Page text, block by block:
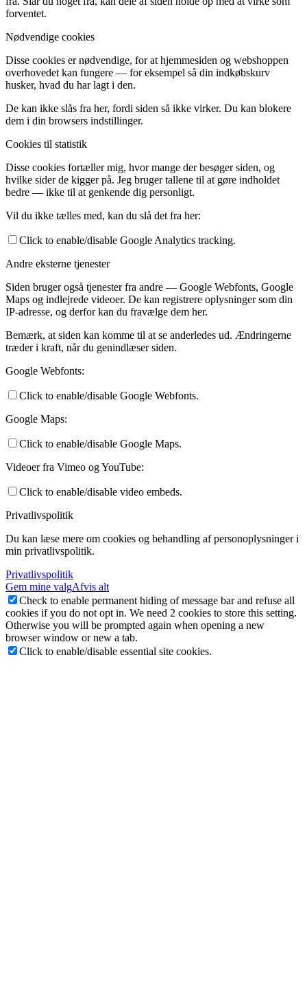
forventet.
Nødvendige cookies
Disse cookies er nødvendige, for at hjemmesiden og webshoppen
overhovedet kan fungere — for eksempel så din indkøbskurv
husker, hvad du har lagt i den.
De kan ikke slås fra her, fordi siden så ikke virker. Du kan blokere
dem i din browsers indstillinger.
Cookies til statistik
Disse cookies fortæller mig, hvor mange der besøger siden, og
hvilke sider de kigger på. Jeg bruger tallene til at gøre indholdet
bedre — ikke til at genkende dig personligt.
Vil du ikke tælles med, kan du slå det fra her:
Click to enable/disable Google Analytics tracking.
Andre eksterne tjenester
Siden bruger også tjenester fra andre — Google Webfonts, Google
Maps og indlejrede videoer. De kan registrere oplysninger som din
IP-adresse, og derfor kan du fravælge dem her.
Bemærk, at siden kan komme til at se anderledes ud. Ændringerne
træder i kraft, når du genindlæser siden.
Google Webfonts:
Click to enable/disable Google Webfonts.
Google Maps:
Click to enable/disable Google Maps.
Videoer fra Vimeo og YouTube:
Click to enable/disable video embeds.
Privatlivspolitik
Du kan læse mere om cookies og behandling af personoplysninger i
min privatlivspolitik.
Privatlivspolitik
Gem mine valgAfvis alt
Check to enable permanent hiding of message bar and refuse all
cookies if you do not opt in. We need 2 cookies to store this setting.
Otherwise you will be prompted again when opening a new
browser window or new a tab.
Click to enable/disable essential site cookies.